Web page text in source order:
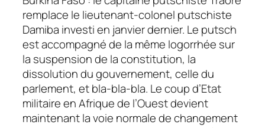
remplace le lieutenant-colonel putschiste
Damiba investi en janvier dernier. Le putsch
est accompagné de la même logorrhée sur
la suspension de la constitution, la
dissolution du gouvernement, celle du
parlement, et bla-bla-bla. Le coup d’Etat
militaire en Afrique de l’Ouest devient
maintenant la voie normale de changement